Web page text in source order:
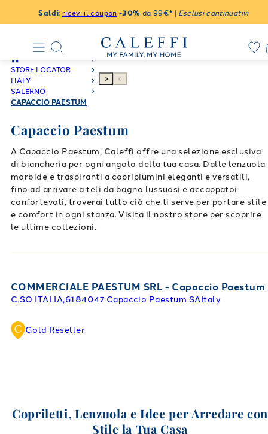
Saldi: ricevi il coupon -30% da 99€* | Esclusi continuativi
STORE LOCATOR
ITALY
SALERNO
CAPACCIO PAESTUM
Capaccio Paestum
A Capaccio Paestum, Caleffi offre una selezione esclusiva
di biancheria per ogni angolo della tua casa. Dalle lenzuola
morbide e traspiranti a copripiumini eleganti e versatili,
fino ad arrivare a teli da bagno lussuosi e accappatoi
confortevoli, troverai tutto ciò che ti serve per portare stile
e comfort in ogni stanza. Visita il nostro store per scoprire
le ultime collezioni.
COMMERCIALE PAESTUM SRL - Capaccio Paestum
C.SO ITALIA,6184047 Capaccio Paestum SAItaly
Gold Reseller
Copriletti, Lenzuola e Idee per Arredare con
Stile la Tua Casa